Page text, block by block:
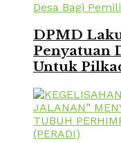
DPMD
Penyatuan
Untuk